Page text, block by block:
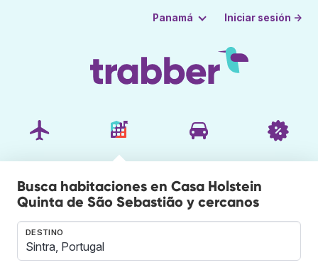
Panamá Iniciar sesión →
Busca habitaciones en Casa Holstein
Quinta de São Sebastião y cercanos
DESTINO